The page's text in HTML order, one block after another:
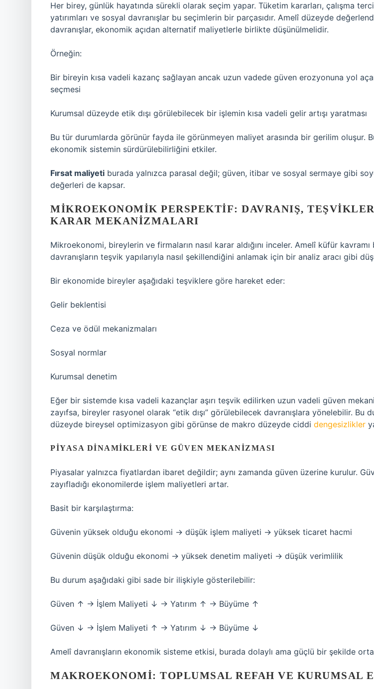
Her birey, günlük hayatında sürekli olarak seçim yapar. Tüketim kararları, çalışma
yatırımları ve sosyal davranışlar bu seçimlerin bir parçasıdır. Amelî düzeyde
davranışlar, ekonomik açıdan alternatif maliyetlerle birlikte düşünülmelidir.
Örneğin:
Bir bireyin kısa vadeli kazanç sağlayan ancak uzun vadede güven erozyonuna yol
seçmesi
Kurumsal düzeyde etik dışı görülebilecek bir işlemin kısa vadeli gelir artışı yaratması
Bu tür durumlarda görünür fayda ile görünmeyen maliyet arasında bir gerilim oluşur.
ekonomik sistemin sürdürülebilirliğini etkiler.
Fırsat maliyeti burada yalnızca parasal değil; güven, itibar ve sosyal sermaye gibi
değerleri de kapsar.
MIKROEKONOMIK PERSPEKTIF: DAVRANIŞ,
KARAR MEKANIZMALARI
Mikroekonomi, bireylerin ve firmaların nasıl karar aldığını inceler. Amelî küfür
davranışların teşvik yapılarıyla nasıl şekillendiğini anlamak için bir analiz aracı gibi
Bir ekonomide bireyler aşağıdaki teşviklere göre hareket eder:
Gelir beklentisi
Ceza ve ödül mekanizmaları
Sosyal normlar
Kurumsal denetim
Eğer bir sistemde kısa vadeli kazançlar aşırı teşvik edilirken uzun vadeli güven
zayıfsa, bireyler rasyonel olarak “etik dışı” görülebilecek davranışlara yönelebilir. Bu
düzeyde bireysel optimizasyon gibi görünse de makro düzeyde ciddi dengesizlikler
PIYASA DINAMIKLERI VE GÜVEN MEKANIZMASI
Piyasalar yalnızca fiyatlardan ibaret değildir; aynı zamanda güven üzerine kurulur.
zayıfladığı ekonomilerde işlem maliyetleri artar.
Basit bir karşılaştırma:
Güvenin yüksek olduğu ekonomi → düşük işlem maliyeti → yüksek ticaret hacmi
Güvenin düşük olduğu ekonomi → yüksek denetim maliyeti → düşük verimlilik
Bu durum aşağıdaki gibi sade bir ilişkiyle gösterilebilir:
Güven ↑ → İşlem Maliyeti ↓ → Yatırım ↑ → Büyüme ↑
Güven ↓ → İşlem Maliyeti ↑ → Yatırım ↓ → Büyüme ↓
Amelî davranışların ekonomik sisteme etkisi, burada dolaylı ama güçlü bir şekilde
MAKROEKONOMI: TOPLUMSAL REFAH VE KURUMSAL